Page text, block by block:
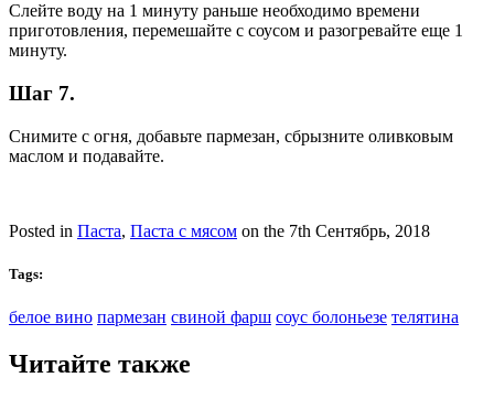
Слейте воду на 1 минуту раньше необходимо времени
приготовления, перемешайте с соусом и разогревайте еще 1
минуту.
Шаг 7.
Снимите с огня, добавьте пармезан, сбрызните оливковым
маслом и подавайте.
Posted in Паста, Паста с мясом on the 7th Сентябрь, 2018
Tags:
белое вино пармезан свиной фарш соус болоньезе телятина
Читайте также